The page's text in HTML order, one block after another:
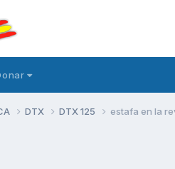
DTX DTX 125 estafa en la